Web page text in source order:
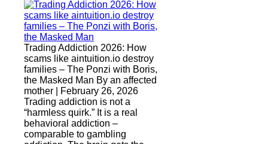
Trading Addiction 2026: How
scams like aintuition.io destroy
families – The Ponzi with Boris,
the Masked Man By an affected
mother | February 26, 2026
Trading addiction is not a
“harmless quirk.” It is a real
behavioral addiction –
comparable to gambling